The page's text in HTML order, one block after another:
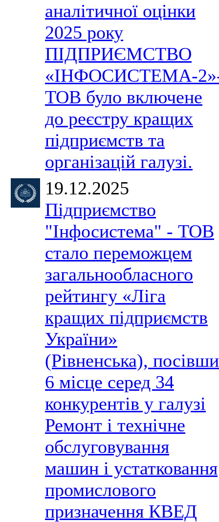
аналітичної оцінки
2025 року
ПІДПРИЄМСТВО
«ІНФОСИСТЕМА-
ТОВ було включене
до реєстру кращих
підприємств та
організацій галузі.
19.12.2025
Підприємство
"Інфосистема" - ТОВ
стало переможцем
загальнообласного
рейтингу «Ліга
кращих підприємств
України»
(Рівненська), посівши
6 місце серед 34
конкурентів у галузі
Ремонт і технічне
обслуговування
машин і устатковання
промислового
призначення КВЕД